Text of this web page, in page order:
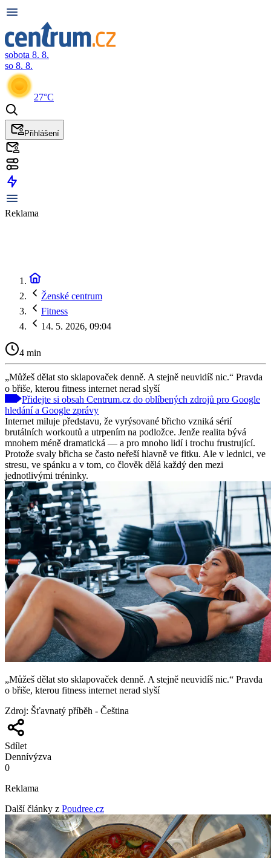
sobota 8. 8.
so 8. 8.
27°C
Přihlášení
Reklama
Ženské centrum
Fitness
14. 5. 2026, 09:04
4 min
„Můžeš dělat sto sklapovaček denně. A stejně neuvidíš nic.“ Pravda
o břiše, kterou fitness internet nerad slyší
Přidejte si obsah Centrum.cz do oblíbených zdrojů pro Google
hledání a Google zprávy
Internet miluje představu, že vyrýsované břicho vzniká sérií
brutálních workoutů a utrpením na podložce. Jenže realita bývá
mnohem méně dramatická — a pro mnoho lidí i trochu frustrující.
Protože svaly břicha se často neřeší hlavně ve fitku. Ale v lednici, ve
stresu, ve spánku a v tom, co člověk dělá každý den mezi
jednotlivými tréninky.
„Můžeš dělat sto sklapovaček denně. A stejně neuvidíš nic.“ Pravda
o břiše, kterou fitness internet nerad slyší
Zdroj: Šťavnatý příběh - Čeština
Sdílet
Dennívýzva
0
Reklama
Další články z Poudree.cz